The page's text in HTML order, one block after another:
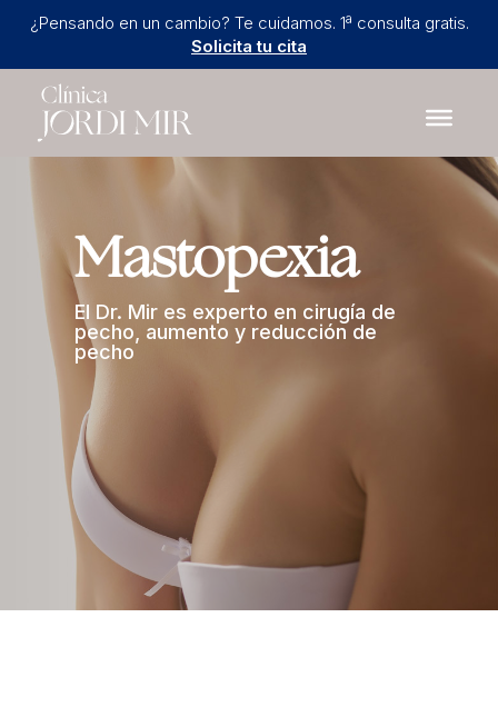
¿Pensando en un cambio? Te cuidamos. 1ª consulta gratis.
Solicita tu cita
Mastopexia
El Dr. Mir es experto en cirugía de
pecho, aumento y reducción de
pecho